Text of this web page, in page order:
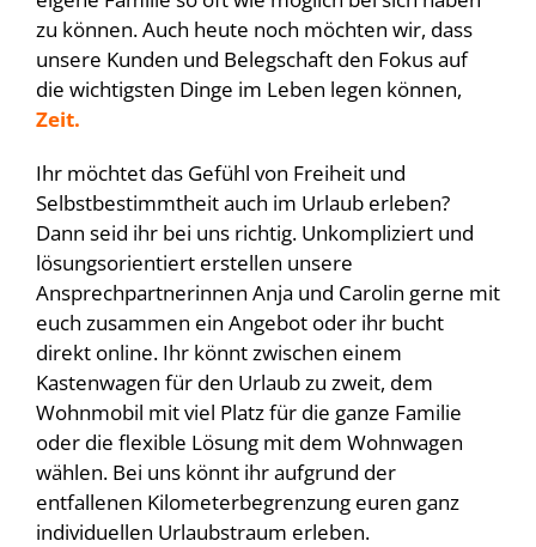
zu können. Auch heute noch möchten wir, dass
unsere Kunden und Belegschaft den Fokus auf
die wichtigsten Dinge im Leben legen können,
Zeit.
Ihr möchtet das Gefühl von Freiheit und
Selbstbestimmtheit auch im Urlaub erleben?
Dann seid ihr bei uns richtig. Unkompliziert und
lösungsorientiert erstellen unsere
Ansprechpartnerinnen Anja und Carolin gerne mit
euch zusammen ein Angebot oder ihr bucht
direkt online. Ihr könnt zwischen einem
Kastenwagen für den Urlaub zu zweit, dem
Wohnmobil mit viel Platz für die ganze Familie
oder die flexible Lösung mit dem Wohnwagen
wählen. Bei uns könnt ihr aufgrund der
entfallenen Kilometerbegrenzung euren ganz
individuellen Urlaubstraum erleben.